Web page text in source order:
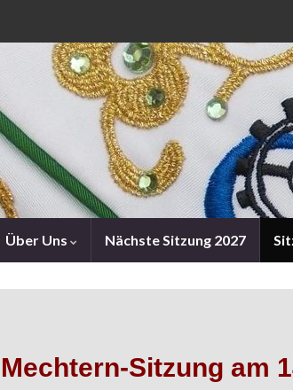
Über Uns Nächste Sitzung 2027
Sitzung am